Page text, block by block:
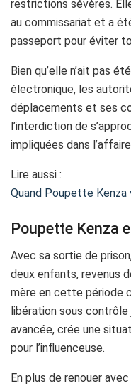
restrictions sévères.
au commissariat et a
passeport pour éviter
Bien qu’elle n’ait pas
électronique, les
déplacements et ses
l’interdiction de
impliquées dans
Lire aussi :
Quand Poupette
Poupette Kenza
Avec sa sortie de
deux enfants, revenus
mère en cette période
libération sous
avancée, crée une
pour l’influenceuse.
En plus de renouer